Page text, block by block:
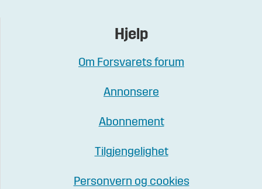
Hjelp
Om Forsvarets forum
Annonsere
Abonnement
Tilgjengelighet
Personvern og cookies